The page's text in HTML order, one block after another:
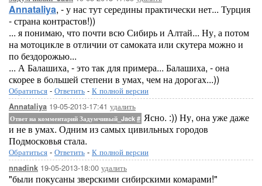
Annataliya, - у нас тут середины практически нет... Турция
- страна контрастов!))
... я понимаю, что почти всю Сибирь и Алтай... Ну, а потом
на мотоцикле в отличии от самоката или скутера можно и
по бездорожью...
... А Балашиха, - это так для примера... Балашиха, - она
скорее в большей степени в умах, чем на дорогах...))
Обратиться - Ответить - К полной версии
Annataliya 19-05-2013-17:41 удалить
Ответ на комментарий Задумчивый_Jack # Ясно. :)) Ну, она уже даже
и не в умах. Одним из самых цивильных городов
Подмосковья стала.
Обратиться - Ответить - К полной версии
nnadink 19-05-2013-18:00 удалить
"были покусаны зверскими сибирскими комарами!"